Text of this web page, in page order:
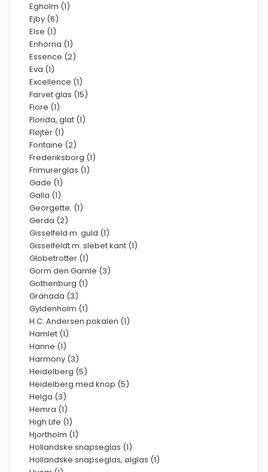
Egholm (1)
Ejby (6)
Else (1)
Enhörna (1)
Essence (2)
Eva (1)
Excellence (1)
Farvet glas (15)
Fiore (1)
Florida, glat (1)
Fløjter (1)
Fontaine (2)
Frederiksborg (1)
Frimurerglas (1)
Gade (1)
Galla (1)
Georgette. (1)
Gerda (2)
Gisselfeld m. guld (1)
Gisselfeldt m. slebet kant (1)
Globetrotter (1)
Gorm den Gamle (3)
Gothenburg (1)
Granada (3)
Gyldenholm (1)
H.C. Andersen pokalen (1)
Hamlet (1)
Hanne (1)
Harmony (3)
Heidelberg (5)
Heidelberg med knop (5)
Helga (3)
Hemra (1)
High Life (1)
Hjortholm (1)
Hollandske snapseglas (1)
Hollandske snapseglas, ølglas (1)